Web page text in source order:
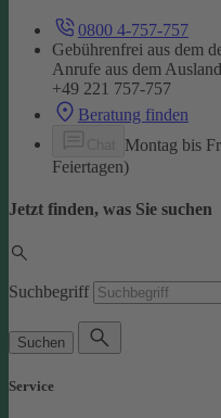
0800 4-757-757
Gebührenfrei aus dem
Anrufe aus dem
+49 221 757-757
Beratung finden
Montag bis
Feiertagen)
Jetzt finden, was Sie suchen
Suchbegriff
Suchen
Service